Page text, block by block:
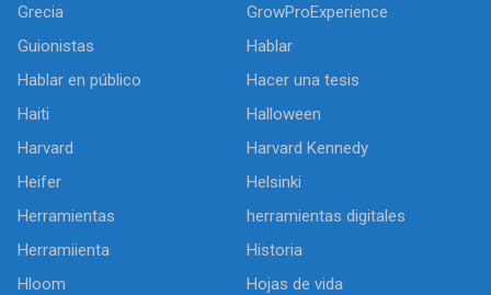
Grecia
GrowProExperience
Guionistas
Hablar
Hablar en público
Hacer una tesis
Haiti
Halloween
Harvard
Harvard Kennedy
Heifer
Helsinki
Herramientas
herramientas digitales
Herramiienta
Historia
Hloom
Hojas de vida